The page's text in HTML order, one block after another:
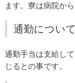
ます。寮は病院か
通勤について
通勤手当は支給し
じるとの事です。